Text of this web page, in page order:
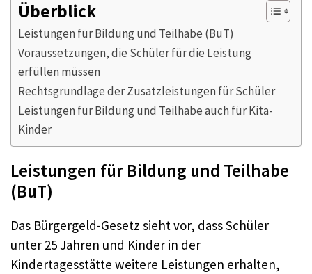
Überblick
Leistungen für Bildung und Teilhabe (BuT)
Voraussetzungen, die Schüler für die Leistung
erfüllen müssen
Rechtsgrundlage der Zusatzleistungen für Schüler
Leistungen für Bildung und Teilhabe auch für Kita-
Kinder
Leistungen für Bildung und Teilhabe
(BuT)
Das Bürgergeld-Gesetz sieht vor, dass Schüler
unter 25 Jahren und Kinder in der
Kindertagesstätte weitere Leistungen erhalten,